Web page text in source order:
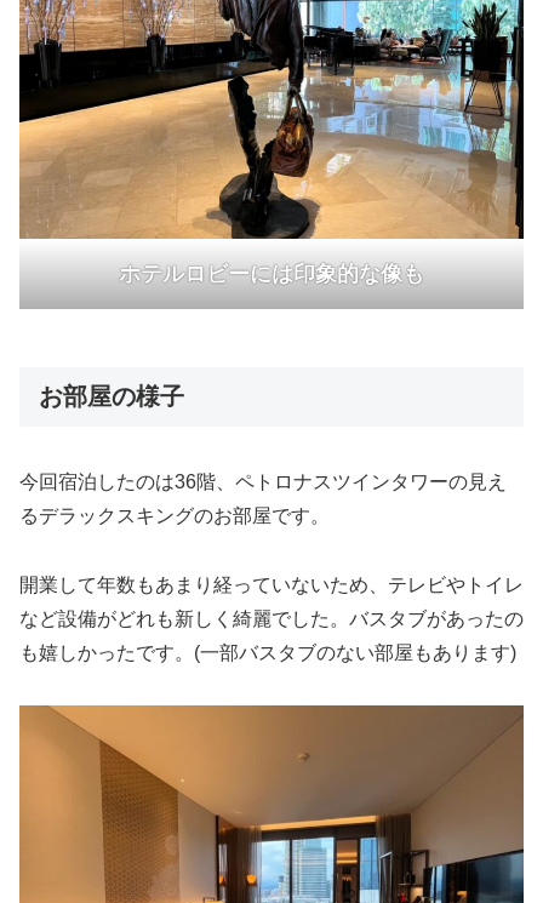
ホテルロビーには印象的な像も
お部屋の様子
今回宿泊したのは36階、ペトロナスツインタワーの見え
るデラックスキングのお部屋です。
開業して年数もあまり経っていないため、テレビやトイレ
など設備がどれも新しく綺麗でした。バスタブがあったの
も嬉しかったです。(一部バスタブのない部屋もあります)